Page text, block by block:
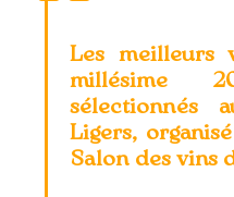
Les meilleurs
millésime
sélectionnés
Ligers,
Salon des vins